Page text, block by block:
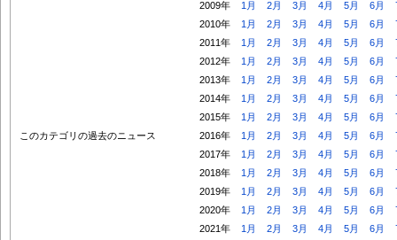
このカテゴリの過去のニュース
2009年 1月 2月 3月 4月 5月 6月
2010年
1月 2月 3月 4月 5月 6月
2011年
1月 2月 3月 4月 5月 6月
2012年
1月 2月 3月 4月 5月 6月
2013年
1月 2月 3月 4月 5月 6月
2014年
1月 2月 3月 4月 5月 6月
2015年
1月 2月 3月 4月 5月 6月
2016年
1月 2月 3月 4月 5月 6月
2017年
1月 2月 3月 4月 5月 6月
2018年
1月 2月 3月 4月 5月 6月
2019年
1月 2月 3月 4月 5月 6月
2020年
1月 2月 3月 4月 5月 6月
2021年
1月 2月 3月 4月 5月 6月